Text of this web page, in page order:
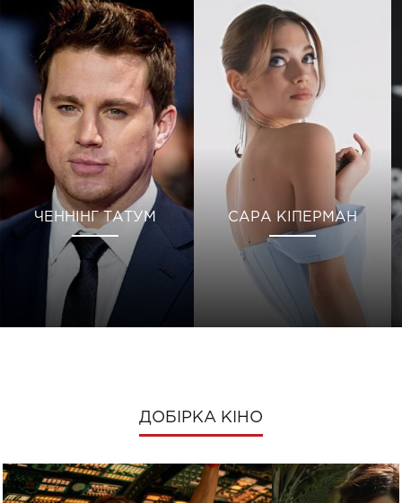
ЧЕННІНГ ТАТУМ САРА КІПЕРМАН
ДОБІРКА КІНО